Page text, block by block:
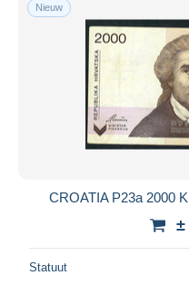
Nieuw
CROATIA P23a 2000
±
Statuut